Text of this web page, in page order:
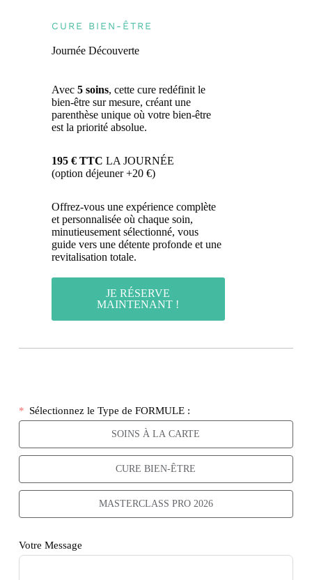
CURE BIEN-ÊTRE
Journée Découverte
Avec5 soins, cette cure redéfinit le
bien-être sur mesure, créant une
parenthèse unique où votre bien-être
est la priorité absolue.
195 € TTC LA JOURNÉE
(option déjeuner +20 €)
Offrez-vous une expérience complète
et personnalisée où chaque soin,
minutieusement sélectionné, vous
guide vers une détente profonde et une
revitalisation totale.
JE RÉSERVE
MAINTENANT !
Sélectionnez le Type de FORMULE :
SOINS À LA CARTE
CURE BIEN-ÊTRE
MASTERCLASS PRO 2026
Votre Message